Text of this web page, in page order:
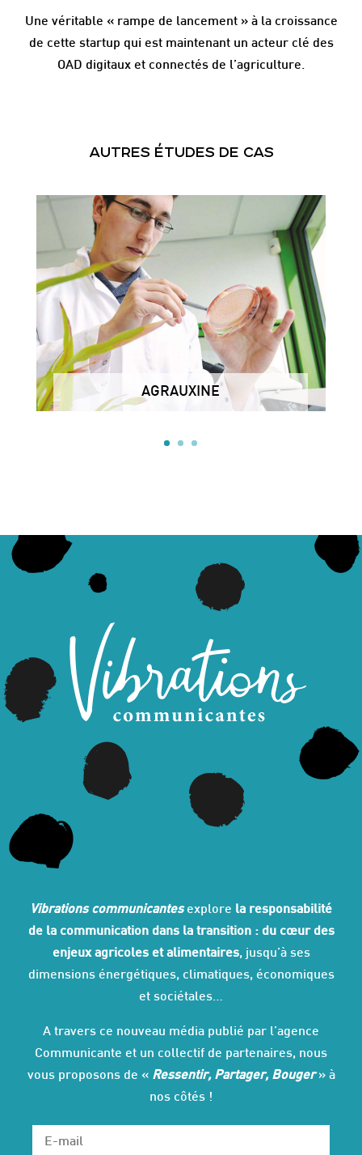
Une véritable « rampe de lancement » à la croissance
de cette startup qui est maintenant un acteur clé des
OAD digitaux et connectés de l’agriculture.
AUTRES ÉTUDES DE CAS
AGRAUXINE
Vibrations communicantesexplore la responsabilité
de la communication dans la transition : du cœur des
enjeux agricoles et alimentaires, jusqu’à ses
dimensions énergétiques, climatiques, économiques
et sociétales…
A travers ce nouveau média publié par l’agence
Communicante et un collectif de partenaires, nous
vous proposons de « Ressentir, Partager, Bouger» à
nos côtés !